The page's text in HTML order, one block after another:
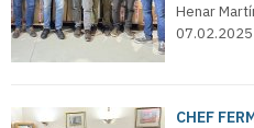
Henar
CHEF